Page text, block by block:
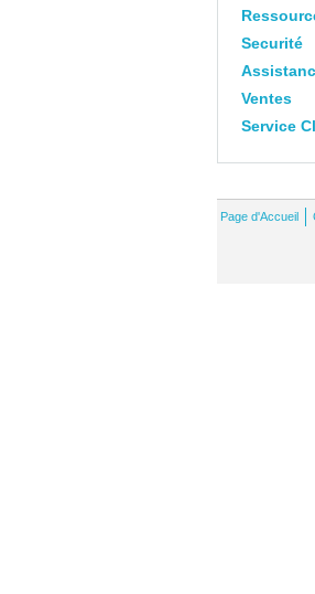
Securité
Ventes
Service
Page d'Accueil